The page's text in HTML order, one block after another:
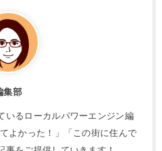
集部
いるローカルパワーエンジン編
よかった！」「この街に住んで